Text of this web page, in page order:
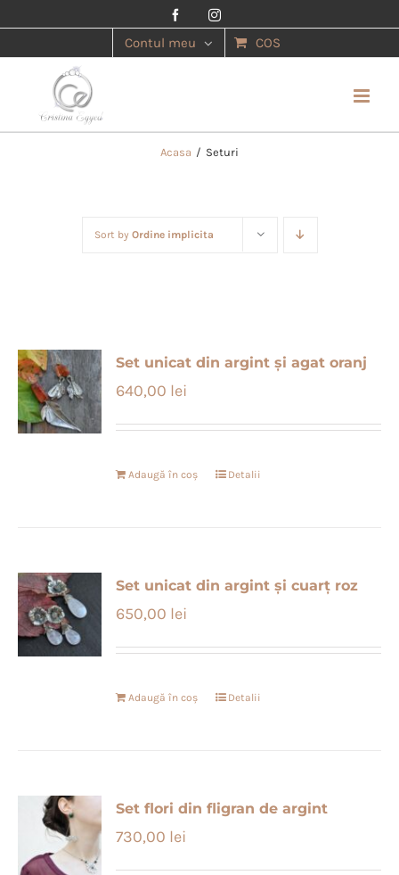
FacebookInstagram
Contul meu COS
Acasa / Seturi
Sort by Ordine implicita
Set unicat din argint și agat oranj
640,00 lei
Adaugă în coș Detalii
Set unicat din argint și cuarț roz
650,00 lei
Adaugă în coș Detalii
Set flori din fligran de argint
730,00 lei